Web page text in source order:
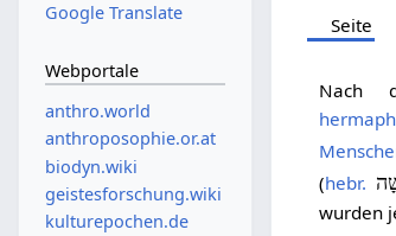
Seite
Nach
(hebr.
wurden
Google Translate
Webportale
anthro.world
anthroposophie.or.at
biodyn.wiki
geistesforschung.wiki
kulturepochen.de